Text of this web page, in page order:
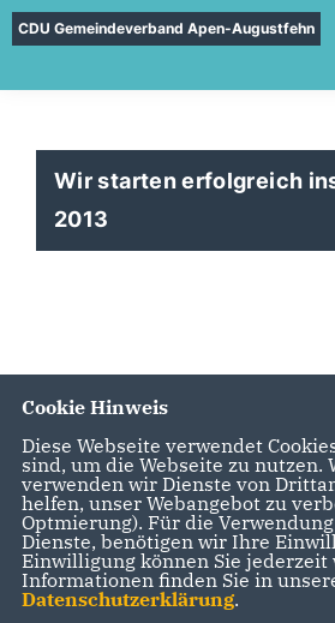
CDU Gemeindeverband Apen-Augustfehn
Wir starten erfolgreich
2013
Cookie Hinweis
Diese Webseite verwendet
sind, um die Webseite zu nutzen.
verwenden wir Dienste von
helfen, unser Webangebot zu
Optmierung). Für die
Dienste, benötigen wir Ihre
Einwilligung können Sie jederzeit
Informationen finden Sie in
Datenschutzerklärung.